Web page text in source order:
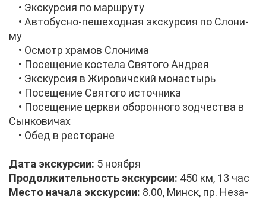
• Экс­кур­сия по марш­ру­ту
• Ав­то­бус­но-пе­ше­ход­ная экс­кур­сия по Сло­ни­
му
• Осмотр хра­мов Сло­ни­ма
• По­се­ще­ние ко­сте­ла Свя­то­го Ан­дрея
• Экс­кур­сия в Жи­ро­вич­ский мо­на­стырь
• По­се­ще­ние Свя­то­го ис­точ­ни­ка
• По­се­ще­ние церк­ви обо­рон­но­го зод­че­ства в
Сын­ко­ви­чах
• Обед в ре­сто­ра­не
Да­та экс­кур­сии: 5 но­яб­ря
Про­дол­жи­тель­ность экс­кур­сии: 450 км, 13 час
Ме­сто на­ча­ла экс­кур­сии: 8.00, Минск, пр. Неза­